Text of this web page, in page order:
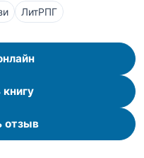
ЛитРПГ
отзыв